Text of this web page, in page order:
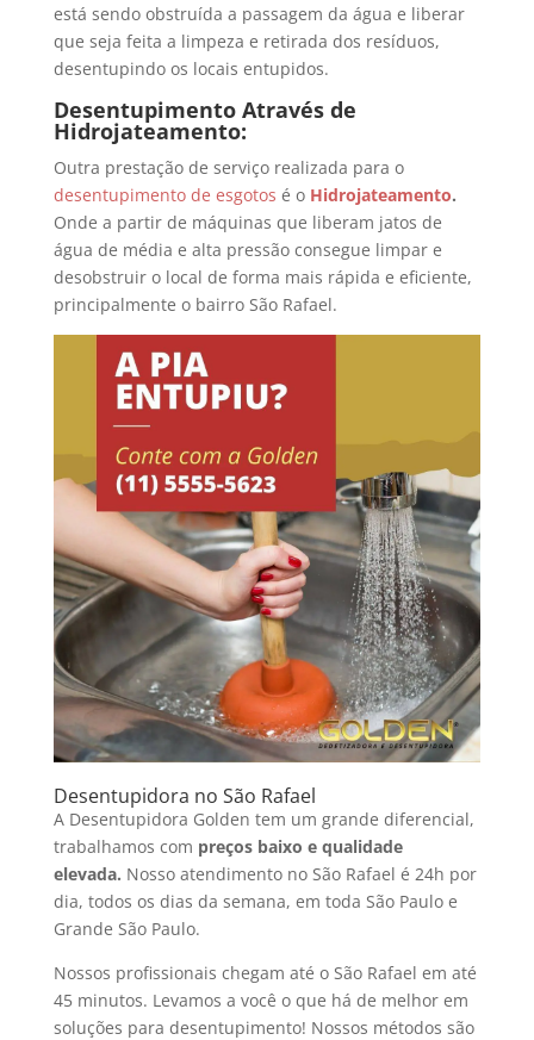
está sendo obstruída a passagem da água e liberar
que seja feita a limpeza e retirada dos resíduos,
desentupindo os locais entupidos.
Desentupimento Através de
Hidrojateamento:
Outra prestação de serviço realizada para o
desentupimento de esgotos é o Hidrojateamento.
Onde a partir de máquinas que liberam jatos de
água de média e alta pressão consegue limpar e
desobstruir o local de forma mais rápida e eficiente,
principalmente o bairro São Rafael.
Desentupidora no São Rafael
A Desentupidora Golden tem um grande diferencial,
trabalhamos com preços baixo e qualidade
elevada. Nosso atendimento no São Rafael é 24h por
dia, todos os dias da semana, em toda São Paulo e
Grande São Paulo.
Nossos profissionais chegam até o São Rafael em até
45 minutos. Levamos a você o que há de melhor em
soluções para desentupimento! Nossos métodos são